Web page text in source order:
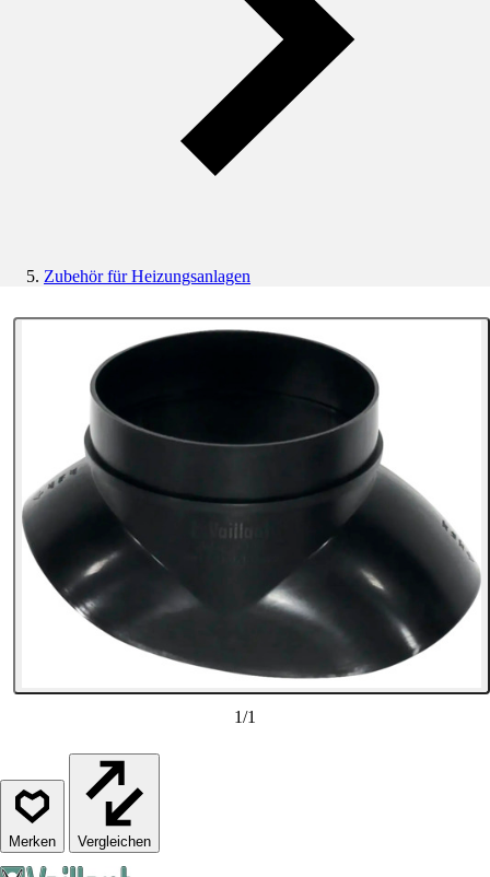
Zubehör für Heizungsanlagen
1/1
Vergleichen